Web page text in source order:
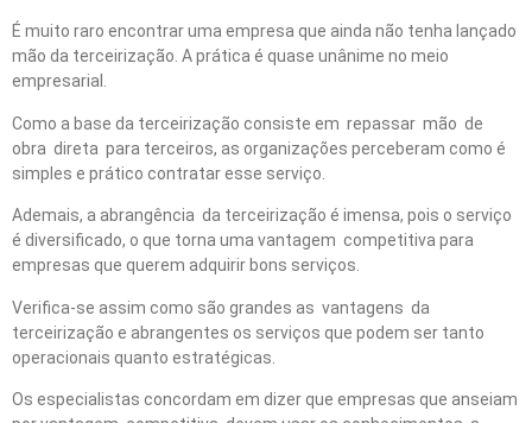
É muito raro encontrar uma empresa que ainda não tenha lançado
mão da terceirização. A prática é quase unânime no meio
empresarial.
Como a base da terceirização consiste em repassar mão de
obra direta para terceiros, as organizações perceberam como é
simples e prático contratar esse serviço.
Ademais, a abrangência da terceirização é imensa, pois o serviço
é diversificado, o que torna uma vantagem competitiva para
empresas que querem adquirir bons serviços.
Verifica-se assim como são grandes as vantagens da
terceirização e abrangentes os serviços que podem ser tanto
operacionais quanto estratégicas.
Os especialistas concordam em dizer que empresas que anseiam